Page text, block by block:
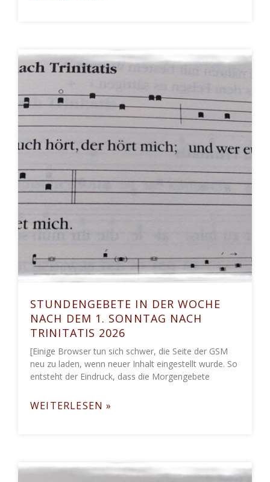
STUNDENGEBETE IN DER WOCHE
NACH DEM 1. SONNTAG NACH
TRINITATIS 2026
[Einige Browser tun sich schwer, die Seite der GSM
neu zu laden, wenn neuer Inhalt eingestellt wurde. So
entsteht der Eindruck, dass die Morgengebete
WEITERLESEN »